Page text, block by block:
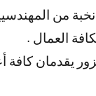
من
العمال .
يقدمان